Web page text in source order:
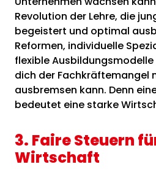
Revolution der Lehre, die
begeistert und optimal
Reformen, individuelle
flexible
dich der Fachkräftemangel
ausbremsen kann. Denn
bedeutet eine starke
3. Faire Steuern
Wirtschaft